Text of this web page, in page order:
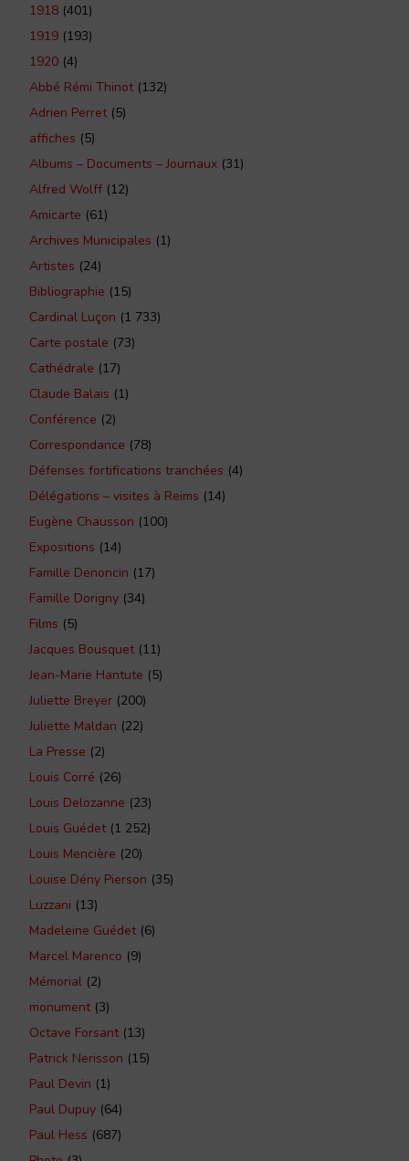
1918 (401)
1919 (193)
1920 (4)
Abbé Rémi Thinot(132)
Adrien Perret(5)
affiches (5)
Albums – Documents – Journaux (31)
Alfred Wolff (12)
Amicarte (61)
Archives Municipales (1)
Artistes (24)
Bibliographie (15)
Cardinal Luçon (1 733)
Carte postale (73)
Cathédrale (17)
Claude Balais (1)
Conférence (2)
Correspondance (78)
Défenses fortifications tranchées (4)
Délégations – visites à Reims (14)
Eugène Chausson (100)
Expositions (14)
Famille Denoncin (17)
Famille Dorigny (34)
Films (5)
Jacques Bousquet(11)
Jean-Marie Hantute (5)
Juliette Breyer (200)
Juliette Maldan (22)
La Presse (2)
Louis Corré (26)
Louis Delozanne (23)
Louis Guédet(1 252)
Louis Mencière (20)
Louise Dény Pierson (35)
Luzzani (13)
Madeleine Guédet(6)
Marcel Marenco (9)
Mémorial (2)
monument(3)
Octave Forsant(13)
Patrick Nerisson (15)
Paul Devin (1)
Paul Dupuy (64)
Paul Hess (687)